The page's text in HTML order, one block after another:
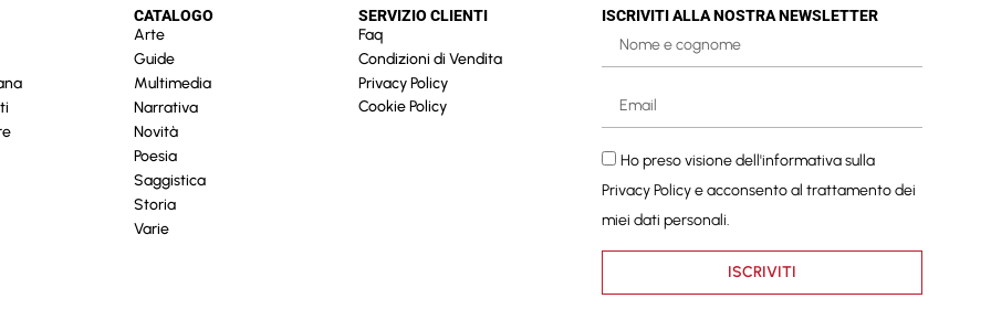
CATALOGO
Arte
Guide
Multimedia
Narrativa
Novità
Poesia
Saggistica
Storia
Varie
SERVIZIO CLIENTI
Faq
Condizioni di Vendita
Privacy Policy
Cookie Policy
ISCRIVITI ALLA NOSTRA NEWSLETTER
Ho preso visione dell'informativa sulla
Privacy Policye acconsento al trattamento dei
miei dati personali.
ISCRIVITI